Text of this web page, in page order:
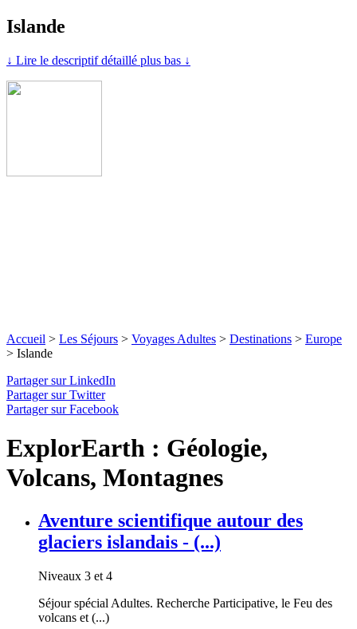
Islande
↓ Lire le descriptif détaillé plus bas ↓
Accueil > Les Séjours > Voyages Adultes > Destinations > Europe
> Islande
Partager sur LinkedIn
Partager sur Twitter
Partager sur Facebook
ExplorEarth : Géologie,
Volcans, Montagnes
Aventure scientifique autour des
glaciers islandais - (...)
Niveaux 3 et 4
Séjour spécial Adultes. Recherche Participative, le Feu des
volcans et (...)